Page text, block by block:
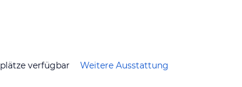
verfügbar Weitere Ausstattung